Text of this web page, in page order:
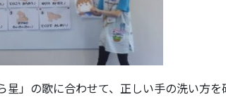
星」の歌に合わせて、正しい手の洗い方